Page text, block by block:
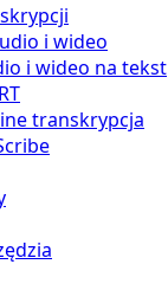
i wideo
i wideo na tekst
transkrypcja